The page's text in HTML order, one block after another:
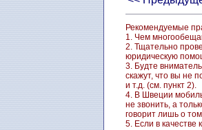
Рекомендуемые
1. Чем
2. Тщательно
юридическую
3. Будте
скажут, что вы не
и т.д. (см. пункт 2).
4. В Швеции
не звонить, а
говорит лишь о
5. Если в